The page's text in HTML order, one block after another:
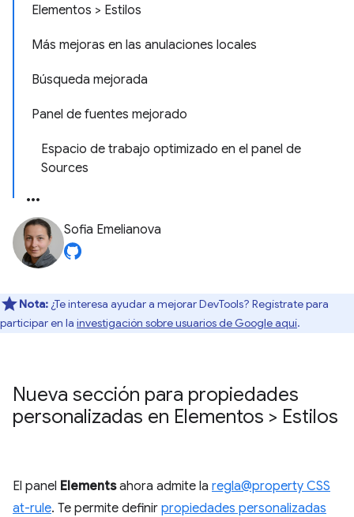
Elementos > Estilos
Más mejoras en las anulaciones locales
Búsqueda mejorada
Panel de fuentes mejorado
Espacio de trabajo optimizado en el panel de
Sources
Sofia Emelianova
Nota: ¿Te interesa ayudar a mejorar DevTools? Regístrate para
participar en la investigación sobre usuarios de Google aquí.
Nueva sección para propiedades
personalizadas en Elementos > Estilos
El panel Elementsahora admite la regla@property CSS
at-rule. Te permite definir propiedades personalizadas